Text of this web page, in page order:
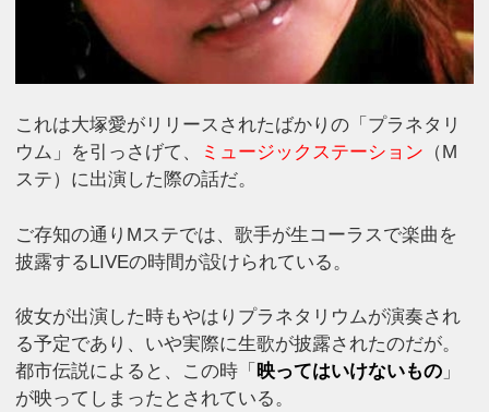
これは大塚愛がリリースされたばかりの「プラネタリ
ウム」を引っさげて、
ミュージックステーション （M
ステ）に出演した際の話だ。
ご存知の通りMステでは、歌手が生コーラスで楽曲を
披露するLIVEの時間が設けられている。
彼女が出演した時もやはりプラネタリウムが演奏され
る予定であり、いや実際に生歌が披露されたのだが。
都市伝説によると、この時「 映ってはいけないもの 」
が映ってしまったとされている。